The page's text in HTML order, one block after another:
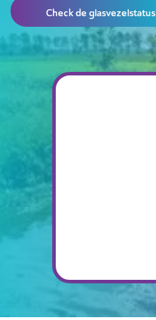
Check de glasvezelstatus